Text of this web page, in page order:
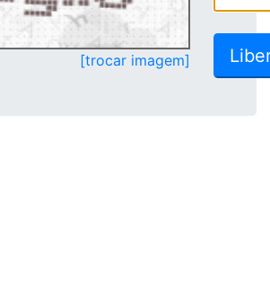
[trocar imagem]